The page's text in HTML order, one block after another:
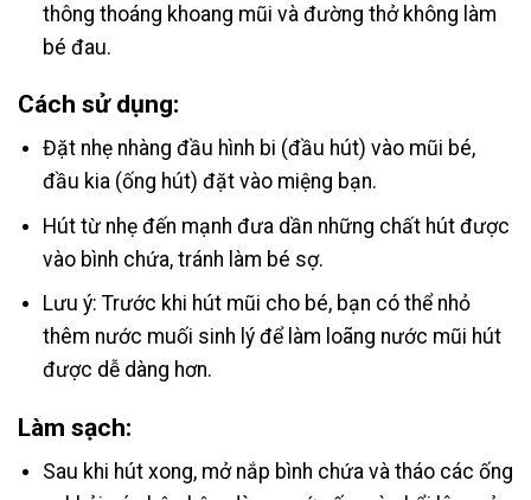
thông thoáng khoang mũi và đường thở không làm
bé đau.
Cách sử dụng:
Đặt nhẹ nhàng đầu hình bi (đầu hút) vào mũi bé,
đầu kia (ống hút) đặt vào miệng bạn.
Hút từ nhẹ đến mạnh đưa dần những chất hút được
vào bình chứa, tránh làm bé sợ.
Lưu ý: Trước khi hút mũi cho bé, bạn có thể nhỏ
thêm nước muối sinh lý để làm loãng nước mũi hút
được dễ dàng hơn.
Làm sạch:
Sau khi hút xong, mở nắp bình chứa và tháo các ống